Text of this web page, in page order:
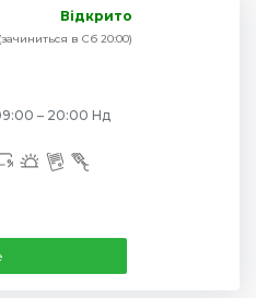
Відкрито
(зачиниться в Сб 20:00)
– 20:00 Нд